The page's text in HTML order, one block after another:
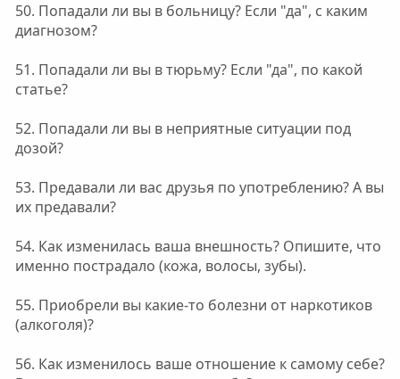
50. Попадали ли вы в больницу? Если "да", с каким
диагнозом?
51. Попадали ли вы в тюрьму? Если "да", по какой
статье?
52. Попадали ли вы в неприятные ситуации под
дозой?
53. Предавали ли вас друзья по употреблению? А вы
их предавали?
54. Как изменилась ваша внешность? Опишите, что
именно пострадало (кожа, волосы, зубы).
55. Приобрели вы какие-то болезни от наркотиков
(алкоголя)?
56. Как изменилось ваше отношение к самому себе?